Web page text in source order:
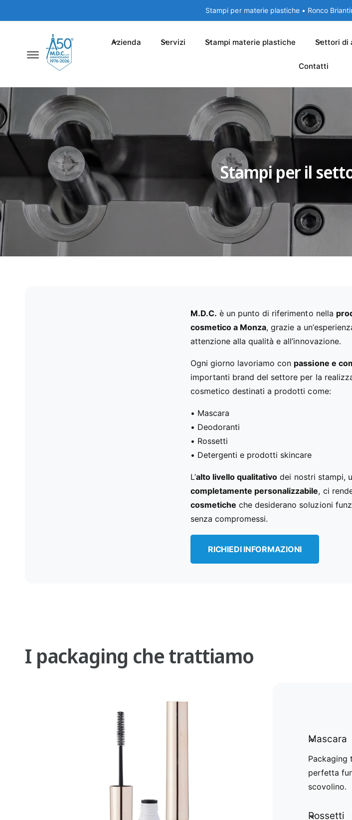
U
T
I
Stampi per materie plastiche • Ronco
Azienda Servizi Stampi materie plastiche Settori di
Contatti
Stampi per il
M.D.C. è un punto di riferimento nella
cosmetico a Monza, grazie a
attenzione alla qualità e all’innovazione.
Ogni giorno lavoriamo con passione e
importanti brand del settore per la
cosmetico destinati a prodotti come:
• Mascara
• Deodoranti
• Rossetti
• Detergenti e prodotti skincare
L’alto livello qualitativo dei nostri stampi,
completamente personalizzabile, ci
cosmetiche che desiderano soluzioni
senza compromessi.
RICHIEDI INFORMAZIONI
I packaging che trattiamo
Mascara
Packaging
perfetta
scovolino.
Rossetti